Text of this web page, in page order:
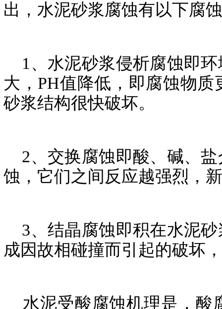
出，水泥砂浆腐蚀有以下腐
1、水泥砂浆侵析腐蚀即环
大，PH值降低，即腐蚀物
砂浆结构很快破坏。
2、交换腐蚀即酸、碱、盐
蚀，它们之间反应越强烈，
3、结晶腐蚀即积在水泥砂
成因故相碰撞而引起的破坏
水泥受酸腐蚀机理是，酸